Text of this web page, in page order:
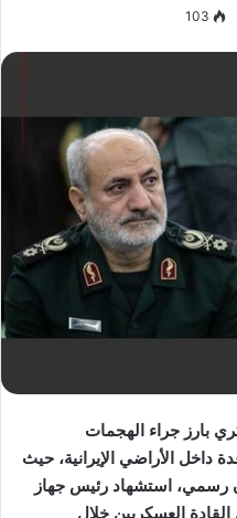
103
بارز جراء الهجمات
داخل الأراضي الإيرانية، حيث
رسمي، استشهاد رئيس جهاز
العسكريين خلال